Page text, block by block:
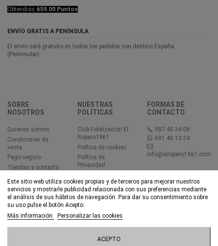
Añadir al carrito
Obtendrás 659.00 Puntos
ENVÍO GRATIS A PENÍNSULA
El envío será gratuito en todos los pedidos con destino España
(Peninsular).
SOBRE
NOSOTROS
Quienes somos
Condiciones de
venta
Pago seguro
Tiendas y contacto
NUESTRAS
POLÍTICAS
Club Fidelización El
Ropero1961
Política de cookies
Política de
Privacidad
Accesibilidad
FORMAS DE
CONTACTO
987 40 34 08
601 40 13 24
info@elropero1961.com
Este sitio web utiliza cookies propias y de terceros para mejorar nuestros
servicios y mostrarle publicidad relacionada con sus preferencias mediante
el análisis de sus hábitos de navegación. Para dar su consentimiento sobre
su uso pulse el botón Acepto.
Más información
Personalizar las cookies
ACEPTO
© EL ROPERO 1961 - Todos los derechos reservados - Powered by